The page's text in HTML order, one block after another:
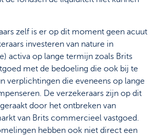
zelf is er op dit moment geen acuut
investeren van nature in
activa op lange termijn zoals Brits
met de bedoeling die ook bij te
verplichtingen die eveneens op lange
De verzekeraars zijn op dit
door het ontbreken van
van Brits commercieel vastgoed.
hebben ook niet direct een